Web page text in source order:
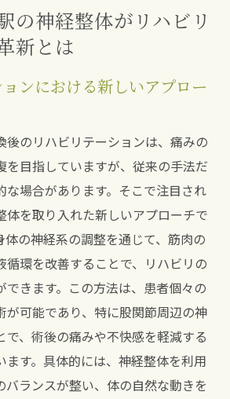
の神経整体がリハビリ
新とは
ンにおける新しいアプロー
後のリハビリテーションは、痛みの
を目指していますが、従来の手法だ
な場合があります。そこで注目され
体を取り入れた新しいアプローチで
体の神経系の調整を通じて、筋肉の
循環を改善することで、リハビリの
できます。この方法は、患者個々の
が可能であり、特に股関節周辺の神
で、術後の痛みや不快感を軽減する
ます。具体的には、神経整体を利用
バランスが整い、体の自然な動きを